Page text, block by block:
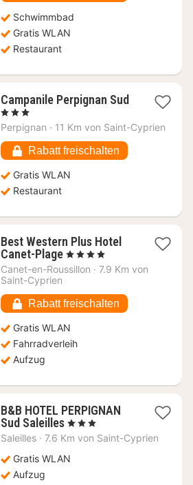
Schwimmbad
Gratis WLAN
Restaurant
Campanile Perpignan Sud
1
Nacht
65,46
€
, 3 Sterne
Perpignan · 11 Km von Saint-Cyprien
Rabatt freischalten
Gratis WLAN
Restaurant
Best Western Plus Hotel
Canet-Plage1
Nacht
€
, 4 Sterne
Canet-en-Roussillon · 7.9 Km von
Saint-Cyprien
Rabatt freischalten
Gratis WLAN
Fahrradverleih
Aufzug
B&B HOTEL PERPIGNAN
Sud Saleilles1
Nacht
76,63
, 3 Sterne
Saleilles · 7.6 Km von Saint-Cyprien
Gratis WLAN
Aufzug